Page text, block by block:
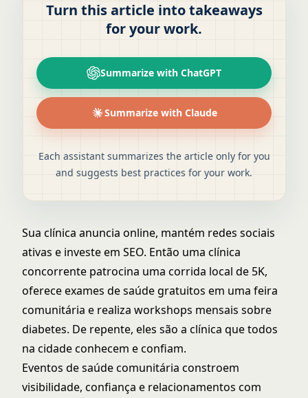
Turn this article into takeaways
for your work.
Summarize with ChatGPT
Summarize with Claude
Each assistant summarizes the article only for you
and suggests best practices for your work.
Sua clínica anuncia online, mantém redes sociais
ativas e investe em SEO. Então uma clínica
concorrente patrocina uma corrida local de 5K,
oferece exames de saúde gratuitos em uma feira
comunitária e realiza workshops mensais sobre
diabetes. De repente, eles são a clínica que todos
na cidade conhecem e confiam.
Eventos de saúde comunitária constroem
visibilidade, confiança e relacionamentos com